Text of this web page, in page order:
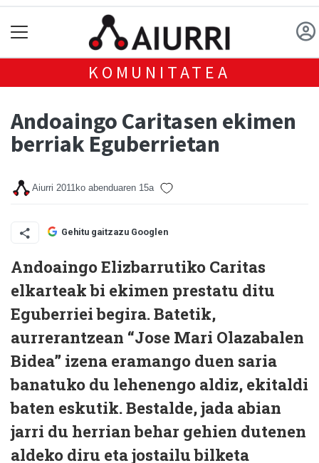
KOMUNITATEA
Andoaingo Caritasen ekimen
berriak Eguberrietan
Aiurri 2011ko abenduaren 15a
Gehitu gaitzazu Googlen
Andoaingo Elizbarrutiko Caritas
elkarteak bi ekimen prestatu ditu
Eguberriei begira. Batetik,
aurrerantzean “Jose Mari Olazabalen
Bidea” izena eramango duen saria
banatuko du lehenengo aldiz, ekitaldi
baten eskutik. Bestalde, jada abian
jarri du herrian behar gehien dutenen
aldeko diru eta jostailu bilketa